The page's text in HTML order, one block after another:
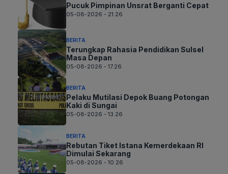
Pucuk Pimpinan Unsrat Berganti Cepat
05-08-2026 - 21.26
BERITA
Terungkap Rahasia Pendidikan Sulsel
Masa Depan
05-08-2026 - 17.26
BERITA
Pelaku Mutilasi Depok Buang Potongan
Kaki di Sungai
05-08-2026 - 13.26
BERITA
Rebutan Tiket Istana Kemerdekaan RI
Dimulai Sekarang
05-08-2026 - 10.26